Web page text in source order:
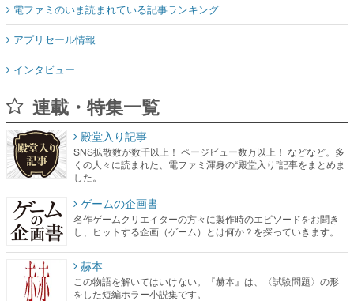
電ファミのいま読まれている記事ランキング
アプリセール情報
インタビュー
連載・特集一覧
殿堂入り記事
SNS拡散数が数千以上！ ページビュー数万以上！ などなど。多
くの人々に読まれた、電ファミ渾身の“殿堂入り”記事をまとめま
した。
ゲームの企画書
名作ゲームクリエイターの方々に製作時のエピソードをお聞き
し、ヒットする企画（ゲーム）とは何か？を探っていきます。
赫本
この物語を解いてはいけない。『赫本』は、〈試験問題〉の形
をした短編ホラー小説集です。